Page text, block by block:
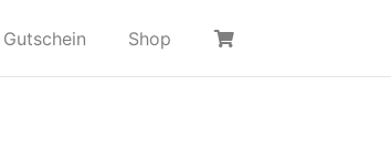
Gutschein Shop